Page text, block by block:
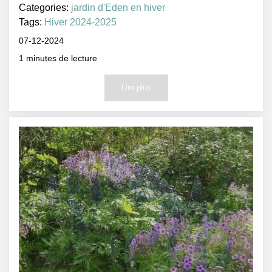
Categories: jardin d'Eden en hiver
Tags: Hiver 2024-2025
07-12-2024
1 minutes de lecture
Lire plus